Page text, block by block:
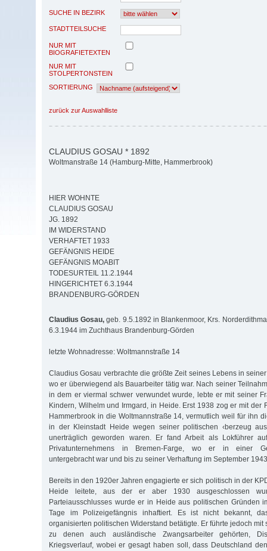
SUCHE IN BEZIRK
STADTTEILSUCHE
NUR MIT
BIOGRAFIETEXTEN
NUR MIT
STOLPERTONSTEIN
SORTIERUNG
zurück zur Auswahlliste
CLAUDIUS GOSAU * 1892
Woltmanstraße 14 (Hamburg-Mitte, Hammerbrook)
HIER WOHNTE
CLAUDIUS GOSAU
JG. 1892
IM WIDERSTAND
VERHAFTET 1933
GEFÄNGNIS HEIDE
GEFÄNGNIS MOABIT
TODESURTEIL 11.2.1944
HINGERICHTET 6.3.1944
BRANDENBURG-GÖRDEN
Claudius Gosau, geb. 9.5.1892 in Blankenmoor, Krs.
6.3.1944 im Zuchthaus Brandenburg-Görden
letzte Wohnadresse: Woltmannstraße 14
Claudius Gosau verbrachte die größte Zeit seines Lebens in
wo er überwiegend als Bauarbeiter tätig war. Nach seiner
in dem er viermal schwer verwundet wurde, lebte er mit seiner
Kindern, Wilhelm und Irmgard, in Heide. Erst 1938 zog er mit der
Hammerbrook in die Woltmannstraße 14, vermutlich weil für ihn
in der Kleinstadt Heide wegen seiner politischen ‹berzeug
unerträglich geworden waren. Er fand Arbeit als Lokführer
Privatunternehmens in Bremen-Farge, wo er in einer
untergebracht war und bis zu seiner Verhaftung im September
Bereits in den 1920er Jahren engagierte er sich politisch in der
Heide leitete, aus der er aber 1930 ausgeschlossen
Parteiausschlusses wurde er in Heide aus politischen Gründen
Tage im Polizeigefängnis inhaftiert. Es ist nicht bekannt,
organisierten politischen Widerstand betätigte. Er führte jedoch mit
zu denen auch ausländische Zwangsarbeiter gehörten,
Kriegsverlauf, wobei er gesagt haben soll, dass Deutschland